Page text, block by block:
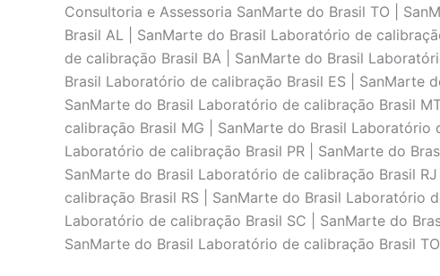
Consultoria e Assessoria SanMarte do Brasil TO |
Brasil AL | SanMarte do Brasil Laboratório de
de calibraçāo Brasil BA | SanMarte do Brasil
Brasil Laboratório de calibraçāo Brasil ES | SanMarte
SanMarte do Brasil Laboratório de calibraçāo Brasil
calibraçāo Brasil MG | SanMarte do Brasil
Laboratório de calibraçāo Brasil PR | SanMarte do
SanMarte do Brasil Laboratório de calibraçāo Brasil
calibraçāo Brasil RS | SanMarte do Brasil Laboratório
Laboratório de calibraçāo Brasil SC | SanMarte do
SanMarte do Brasil Laboratório de calibraçāo Brasil TO|